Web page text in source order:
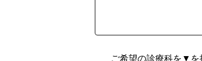
ご希望の診療科を▼